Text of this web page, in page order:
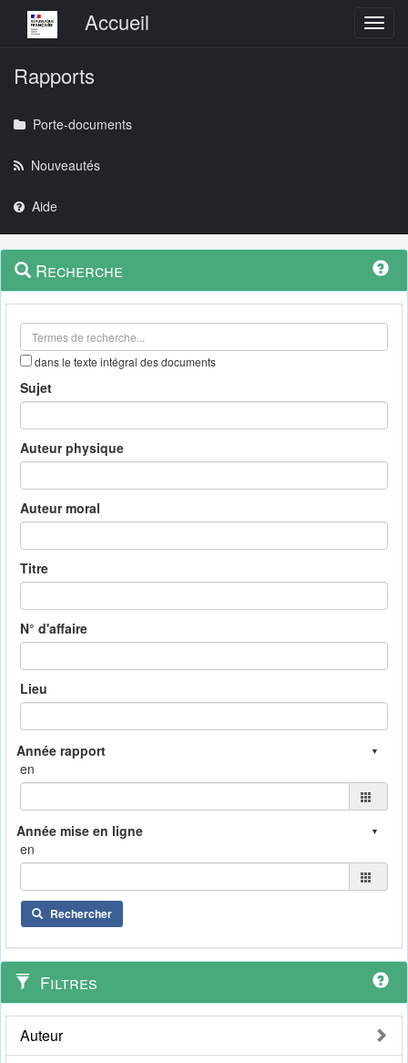
Menu principalAccueil
Rapports
Porte-documents
Nouveautés
Aide
Navigation
outils
Menu
contextuel
Recherche
dans le texte intégral des documents
Sujet
Auteur physique
Auteur moral
Titre
N° d'affaire
Lieu
en
en
Rechercher
Filtres
Auteur